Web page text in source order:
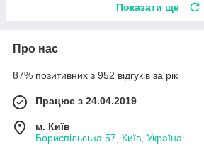
Показати ще
Про нас
87% позитивних з 952 відгуків за рік
Працює з 24.04.2019
м. Київ
Бориспільська 57, Київ, Україна